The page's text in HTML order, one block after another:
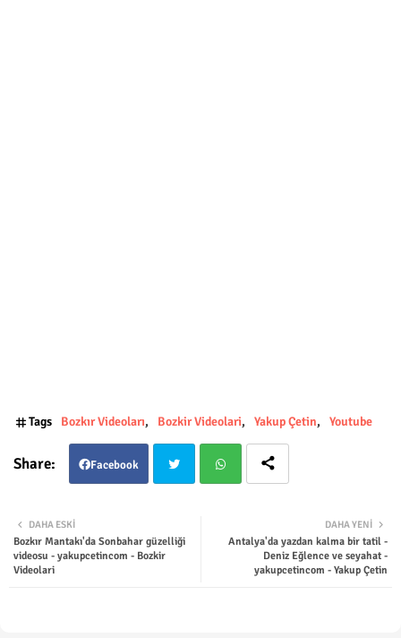
Tags Bozkır Videoları Bozkir Videolari Yakup Çetin Youtube
Facebook
ter tsap
DAHA YENI
Antalya'da yazdan kalma bir tatil -
Deniz Eğlence ve seyahat -
yakupcetincom - Yakup Çetin
DAHA ESKI
Bozkır Mantakı'da Sonbahar güzelliği
videosu - yakupcetincom - Bozkir
Videolari